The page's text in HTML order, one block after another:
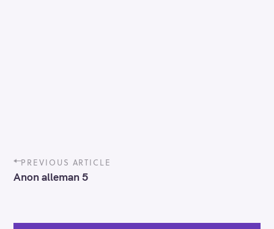
P
o
s
a
PREVIOUS ARTICLE
Anon alleman 5